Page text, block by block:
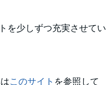
を少しずつ充実させてい
このサイト を参照して